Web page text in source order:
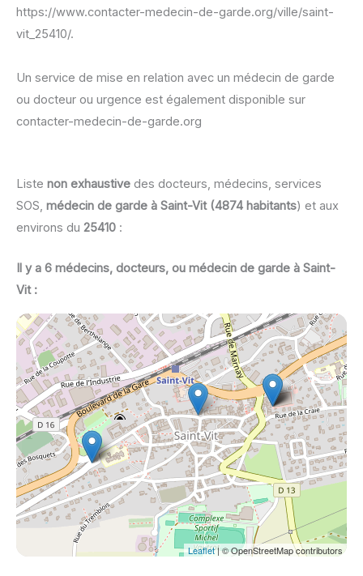
https://www.contacter-medecin-de-garde.org/ville/saint-
vit_25410/.
Un service de mise en relation avec un médecin de garde
ou docteur ou urgence est également disponible sur
contacter-medecin-de-garde.org
Liste non exhaustive des docteurs, médecins, services
SOS, médecin de garde à Saint-Vit (4874 habitants) et aux
environs du 25410 :
Il y a 6 médecins, docteurs, ou médecin de garde à Saint-
Vit :
Leaflet| © OpenStreetMap contributors